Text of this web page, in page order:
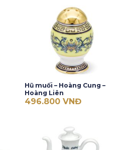
Hũ muối – Hoàng Cung –
Hoàng Liên
496.800 VNĐ